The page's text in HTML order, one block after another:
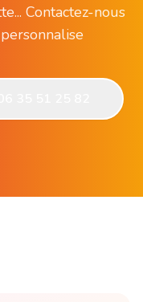
Contactez-nous